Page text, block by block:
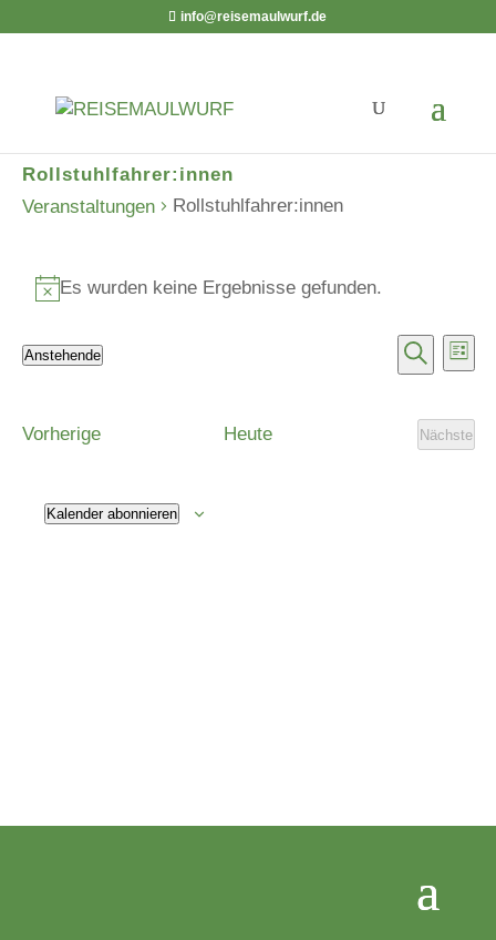
info@reisemaulwurf.de
Rollstuhlfahrer:innen
Veranstaltungen
Rollstuhlfahrer:innen
Hinweis
Es wurden keine Ergebnisse gefunden.
Suche
Suche
Liste
Anstehende
VorherigeVeranstaltungenHeute
Nächste
Kalender abonnieren